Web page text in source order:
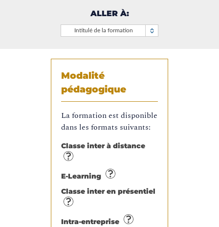
ALLER À:
Intitulé de la formation
Modalité
pédagogique
La formation est disponible
dans les formats suivants:
Classe inter à distance
E-Learning
Classe inter en présentiel
Intra-entreprise